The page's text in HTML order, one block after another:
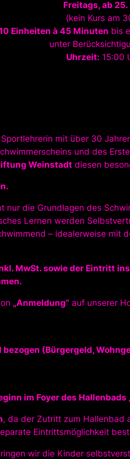
Freitags, ab
(kein Kurs am
Einheiten à 45 Minuten bis
unter
Uhrzeit: 15:00
mit über 30
und des
Weinstadt diesen
nur die Grundlagen des
Lernen werden
– idealerweise
MwSt. sowie der Eintritt
„Anmeldung“ auf unserer
(Bürgergeld,
im Foyer des Hallenbads
, da der Zutritt zum Hallenbad
Eintrittsmöglichkeit
wir die Kinder